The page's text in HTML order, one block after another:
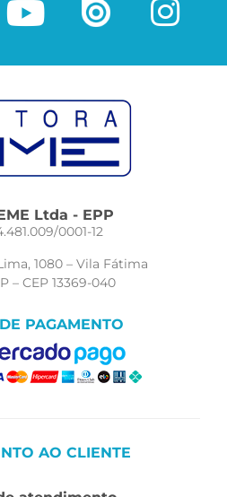
Ltda - EPP
0001-12
1080 – Vila Fátima
– CEP 13369-040
PAGAMENTO
AO CLIENTE